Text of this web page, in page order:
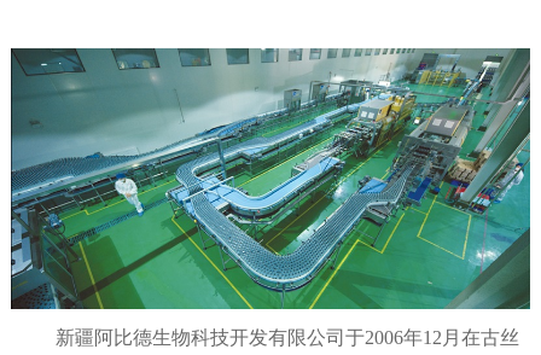
新疆阿比德生物科技开发有限公司于2006年12月在古丝